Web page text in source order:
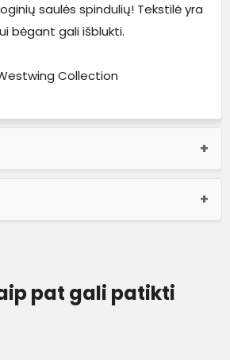
saulės spindulių! Tekstilė yra
bėgant gali išblukti.
Collection
pat gali patikti